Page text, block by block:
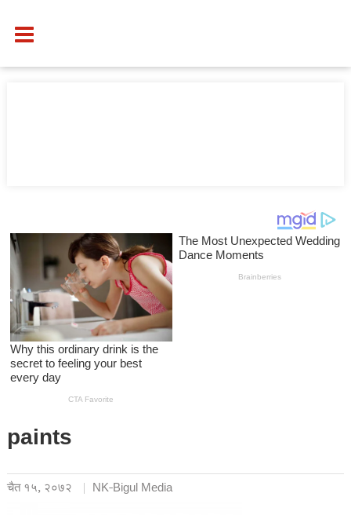
paints
चैत १५, २०७२ NK-Bigul Media